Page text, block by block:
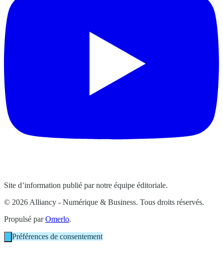
Site d’information publié par notre équipe éditoriale.
© 2026 Alliancy - Numérique & Business. Tous droits réservés.
Propulsé parOmerlo.
Préférences de consentement